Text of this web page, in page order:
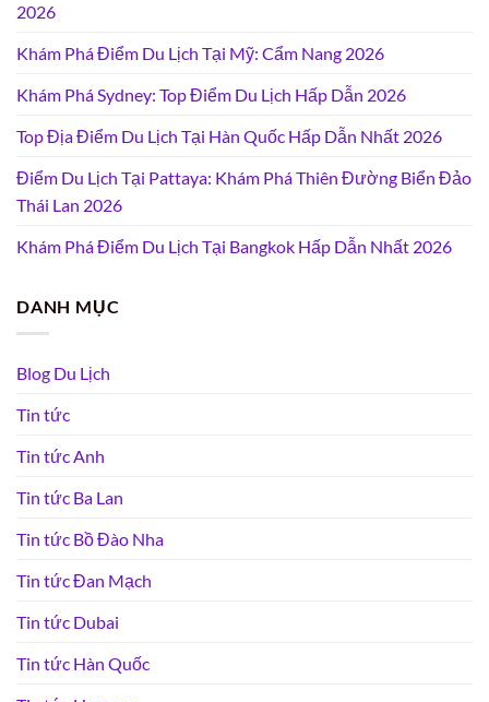
2026
Khám Phá Điểm Du Lịch Tại Mỹ: Cẩm Nang 2026
Khám Phá Sydney: Top Điểm Du Lịch Hấp Dẫn 2026
Top Địa Điểm Du Lịch Tại Hàn Quốc Hấp Dẫn Nhất 2026
Điểm Du Lịch Tại Pattaya: Khám Phá Thiên Đường Biển Đảo
Thái Lan 2026
Khám Phá Điểm Du Lịch Tại Bangkok Hấp Dẫn Nhất 2026
DANH MỤC
Blog Du Lịch
Tin tức
Tin tức Anh
Tin tức Ba Lan
Tin tức Bồ Đào Nha
Tin tức Đan Mạch
Tin tức Dubai
Tin tức Hàn Quốc